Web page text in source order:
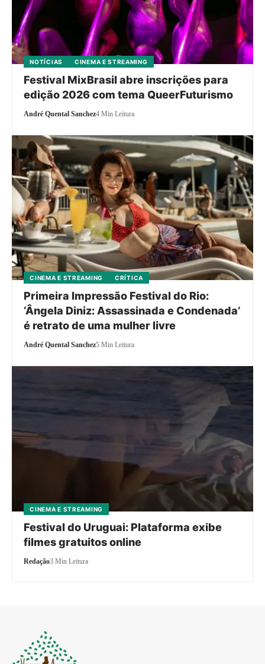
NOTÍCIAS CINEMA E STREAMING
Festival MixBrasil abre inscrições para
edição 2026 com tema QueerFuturismo
André Quental Sanchez4 Min Leitura
CINEMA E STREAMING CRÍTICA
Primeira Impressão Festival do Rio:
‘Ângela Diniz: Assassinada e Condenada’
é retrato de uma mulher livre
André Quental Sanchez5 Min Leitura
CINEMA E STREAMING
Festival do Uruguai: Plataforma exibe
filmes gratuitos online
Redação3 Min Leitura